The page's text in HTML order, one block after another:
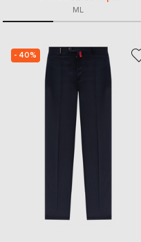
ML
- 40%